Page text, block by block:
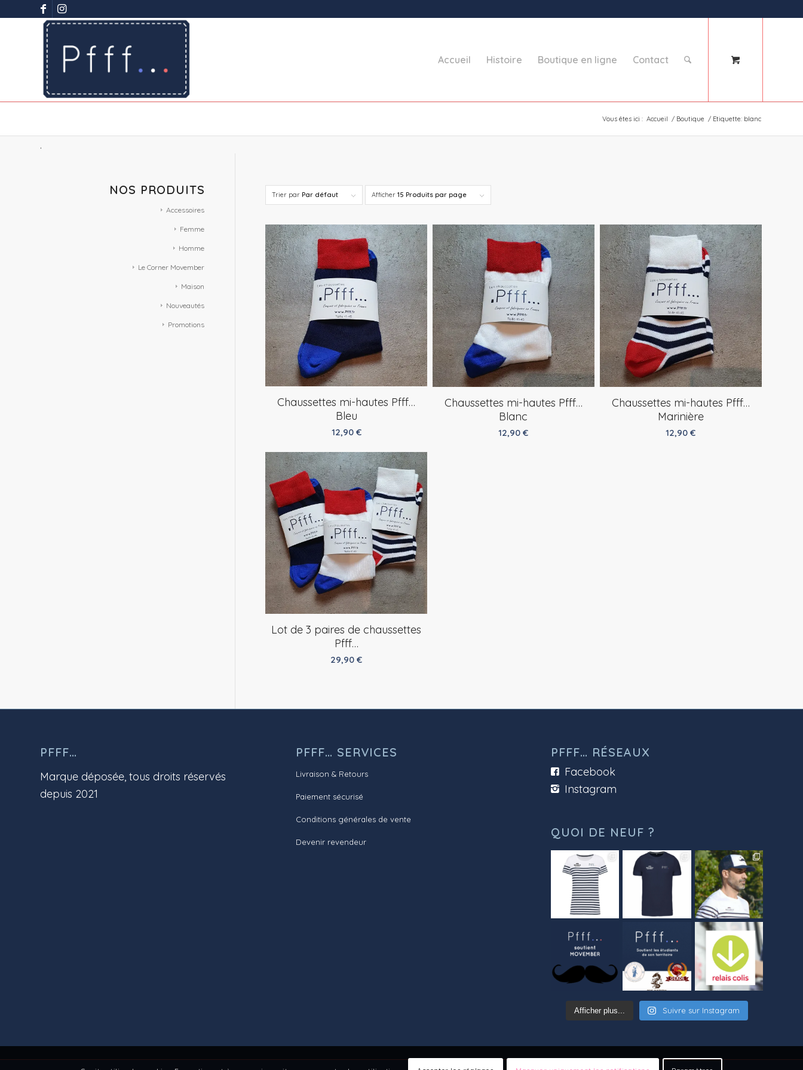
Accueil Histoire Boutique en ligne Contact
Vous êtes ici : Accueil / Boutique / Etiquette: blanc
.
Trier par Par défaut Afficher 15 Produits par page
Chaussettes mi-hautes Pfff…
Bleu
12,90 €
Chaussettes mi-hautes Pfff…
Blanc
12,90€
Chaussettes mi-hautes Pfff…
Marinière
12,90€
Lot de 3 paires de chaussettes
Pfff…
29,90€
NOS PRODUITS
Accessoires
Femme
Homme
Le Corner Movember
Maison
Nouveautés
Promotions
PFFF…
Marque déposée, tous droits réservés
depuis 2021
PFFF… SERVICES
Livraison & Retours
Paiement sécurisé
Conditions générales de vente
Devenir revendeur
PFFF… RÉSEAUX
Facebook
Instagram
QUOI DE NEUF ?
Afficher plus... Suivre sur Instagram